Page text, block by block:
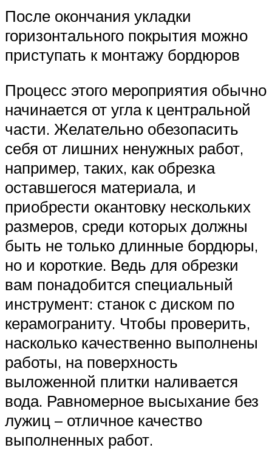
После окончания укладки
горизонтального покрытия можно
приступать к монтажу бордюров
Процесс этого мероприятия обычно
начинается от угла к центральной
части. Желательно обезопасить
себя от лишних ненужных работ,
например, таких, как обрезка
оставшегося материала, и
приобрести окантовку нескольких
размеров, среди которых должны
быть не только длинные бордюры,
но и короткие. Ведь для обрезки
вам понадобится специальный
инструмент: станок с диском по
керамограниту. Чтобы проверить,
насколько качественно выполнены
работы, на поверхность
выложенной плитки наливается
вода. Равномерное высыхание без
лужиц – отличное качество
выполненных работ.